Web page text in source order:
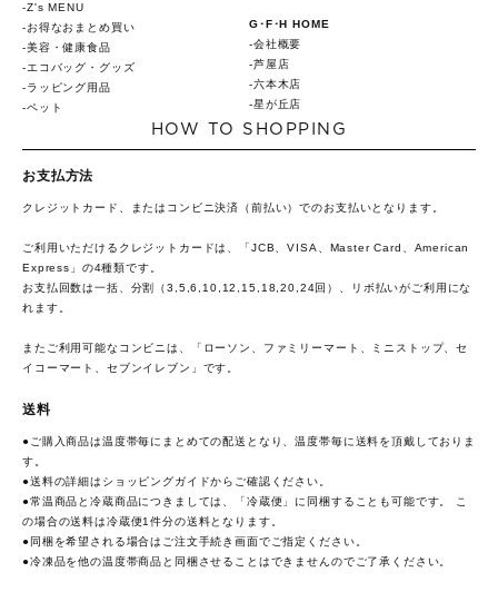
Z's MENU
お得なおまとめ買い
美容・健康食品
エコバッグ・グッズ
ラッピング用品
ペット
G･F･H HOME
会社概要
芦屋店
六本木店
星が丘店
HOW TO SHOPPING
お支払方法
クレジットカード、またはコンビニ決済（前払い）でのお支払いとなります。
ご利用いただけるクレジットカードは、「JCB、VISA、Master Card、American
Express」の4種類です。
お支払回数は一括、分割（3,5,6,10,12,15,18,20,24回）、リボ払いがご利用にな
れます。
またご利用可能なコンビニは、「ローソン、ファミリーマート、ミニストップ、セ
イコーマート、セブンイレブン」です。
送料
●ご購入商品は温度帯毎にまとめての配送となり、温度帯毎に送料を頂戴しておりま
す。
●送料の詳細は ショッピングガイドからご確認ください。
●常温商品と冷蔵商品につきましては、「冷蔵便」に同梱することも可能です。 こ
の場合の送料は冷蔵便1件分の送料となります。
●同梱を希望される場合はご注文手続き画面でご指定ください。
●冷凍品を他の温度帯商品と同梱させることはできませんのでご了承ください。